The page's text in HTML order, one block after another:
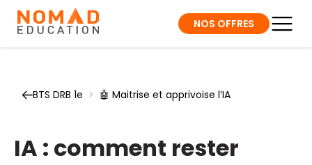
NOS OFFRES
BTS DRB 1e > 🤖 Maitrise et apprivoise l’IA
IA : comment rester